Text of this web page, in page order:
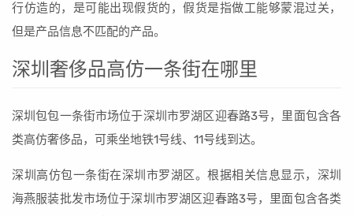
行仿造的，是可能出现假货的，假货是指做工能够蒙混过关，
但是产品信息不匹配的产品。
深圳奢侈品高仿一条街在哪里
深圳包包一条街市场位于深圳市罗湖区迎春路3号，里面包含各
类高仿奢侈品，可乘坐地铁1号线、11号线到达。
深圳高仿包一条街在深圳市罗湖区。根据相关信息显示，深圳
海燕服装批发市场位于深圳市罗湖区迎春路3号，里面包含各类